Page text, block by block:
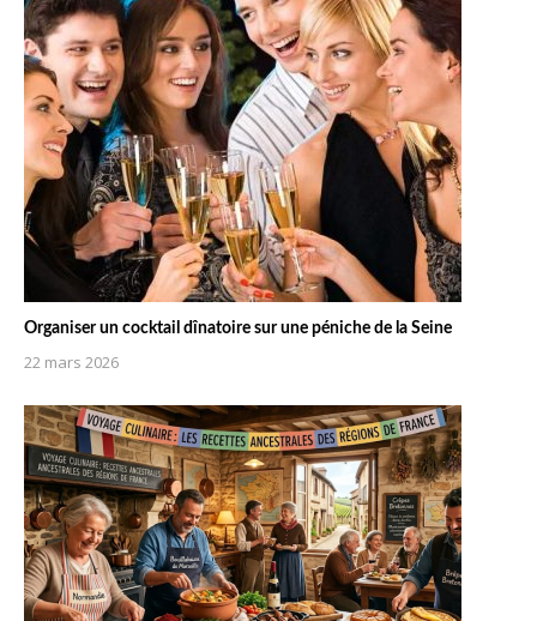
Organiser un cocktail dînatoire sur une péniche de la Seine
22 mars 2026